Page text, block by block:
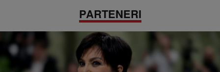
PARTENERI